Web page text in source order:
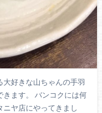
大好きな山ちゃんの手羽
ます。 バンコクには何
ニヤ店にやってきまし